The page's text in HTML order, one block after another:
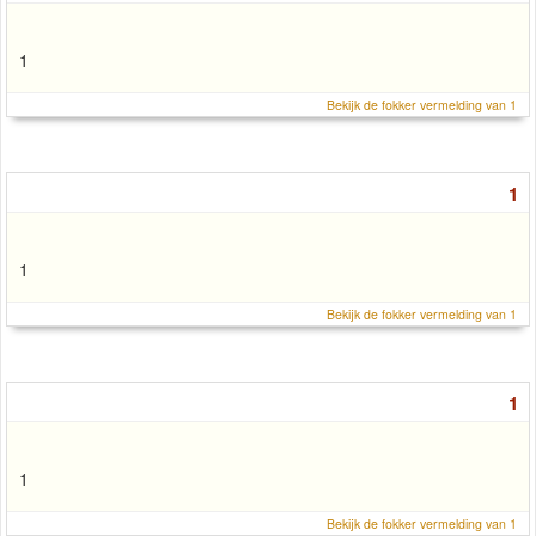
1
Bekijk de fokker vermelding van 1
1
1
Bekijk de fokker vermelding van 1
1
1
Bekijk de fokker vermelding van 1